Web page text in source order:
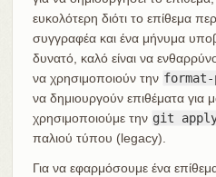
ευκολότερη διότι το επίθεμα
συγγραφέα και ένα μήνυμα
δυνατό, καλό είναι να
να χρησιμοποιούν την format-
να δημιουργούν επιθέματα για
χρησιμοποιούμε την git
παλιού τύπου (legacy).
Για να εφαρμόσουμε ένα